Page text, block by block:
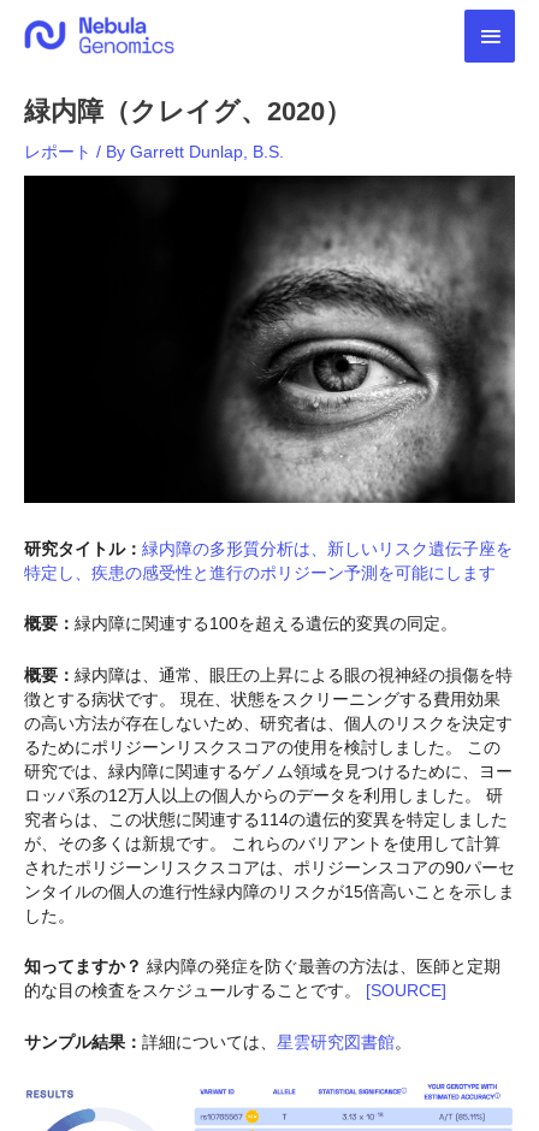
メ
ニ
ー
緑内障（クレイグ、2020）
レポート / By Garrett Dunlap, B.S.
研究タイトル： 緑内障の多形質分析は、新しいリスク遺伝子座を
特定し、疾患の感受性と進行のポリジーン予測を可能にします
概要： 緑内障に関連する100を超える遺伝的変異の同定。
概要： 緑内障は、通常、眼圧の上昇による眼の視神経の損傷を特
徴とする病状です。 現在、状態をスクリーニングする費用効果
の高い方法が存在しないため、研究者は、個人のリスクを決定す
るためにポリジーンリスクスコアの使用を検討しました。 この
研究では、緑内障に関連するゲノム領域を見つけるために、ヨー
ロッパ系の12万人以上の個人からのデータを利用しました。 研
究者らは、この状態に関連する114の遺伝的変異を特定しました
が、その多くは新規です。 これらのバリアントを使用して計算
されたポリジーンリスクスコアは、ポリジーンスコアの90パーセ
ンタイルの個人の進行性緑内障のリスクが15倍高いことを示しま
した。
知ってますか？ 緑内障の発症を防ぐ最善の方法は、医師と定期
的な目の検査をスケジュールすることです。 [SOURCE]
サンプル結果： 詳細については、 星雲研究図書館。